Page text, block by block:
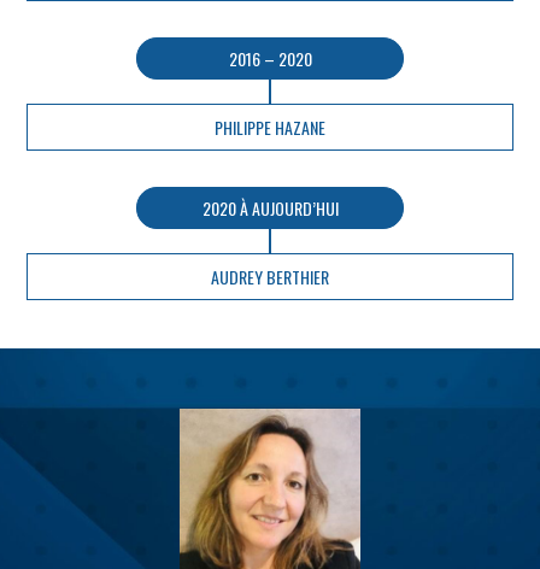
2016 – 2020
PHILIPPE HAZANE
2020 À AUJOURD’HUI
AUDREY BERTHIER